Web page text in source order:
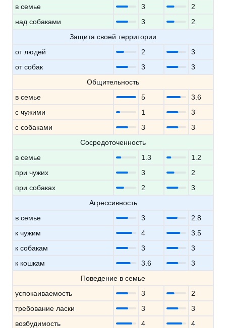
в семье
3
2
над собаками
3
2
Защита своей территории
от людей
2
3
от собак
3
3
Общительность
в семье
5
3.6
с чужими
1
3
с собаками
3
3
Сосредоточенность
в семье
1.3
1.2
при чужих
3
2
при собаках
2
3
Агрессивность
в семье
3
2.8
к чужим
4
3.5
к собакам
3
3
к кошкам
3.6
3
Поведение в семье
успокаиваемость
3
2
требование ласки
3
3
возбудимость
4
4